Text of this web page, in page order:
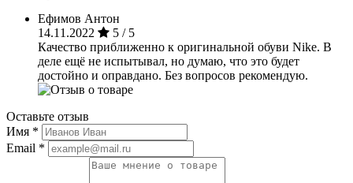
Ефимов Антон
14.11.2022
5 / 5
Качество приближенно к оригинальной обуви Nike. В
деле ещё не испытывал, но думаю, что это будет
достойно и оправдано. Без вопросов рекомендую.
Оставьте отзыв
Имя *
Email *